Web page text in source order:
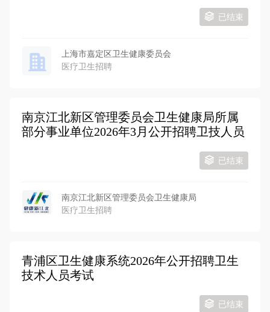
已结束
上海市嘉定区卫生健康委员会
医疗卫生招聘
南京江北新区管理委员会卫生健康局所属
部分事业单位2026年3月公开招聘卫技人员
已结束
南京江北新区管理委员会卫生健康局
医疗卫生招聘
青浦区卫生健康系统2026年公开招聘卫生
技术人员考试
已结束